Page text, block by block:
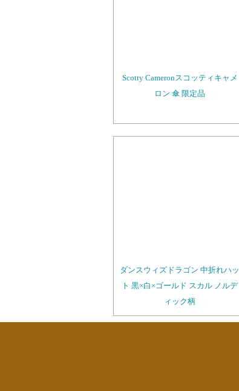
Scotty Cameronスコッティキャメ
ロン 傘 限定品
ダンスウィズドラゴン 中折れハッ
ト 黒×白×ゴールド スカル ノルデ
ィック柄